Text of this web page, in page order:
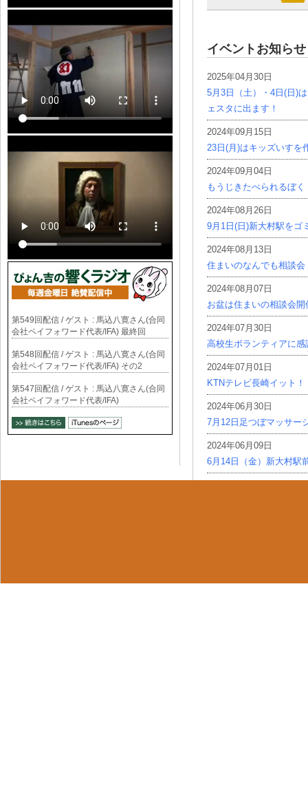
イベントお知らせ
2025年04月30日
5月3日（土）・4日(日)
ェスタに出ます！
2024年09月15日
23日(月)はキッズいすを
2024年09月04日
もうじきたべられるぼく
2024年08月26日
9月1日(日)新大村駅をゴ
2024年08月13日
住まいのなんでも相談会
2024年08月07日
お盆は住まいの相談会開
2024年07月30日
高校生ボランティアに感
2024年07月01日
KTNテレビ長崎イット！
2024年06月30日
7月12日足つぼマッサー
2024年06月09日
6月14日（金）新大村駅
第549回配信 / ゲスト : 馬込八寛さん(合同
会社ペイフォワード代表/IFA) 最終回
第548回配信 / ゲスト : 馬込八寛さん(合同
会社ペイフォワード代表/IFA) その2
第547回配信 / ゲスト : 馬込八寛さん(合同
会社ペイフォワード代表/IFA)